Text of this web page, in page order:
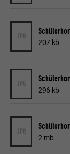
JPG
207 kb
JPG
296 kb
JPG
2 mb
Anbieter
Zweck
Name